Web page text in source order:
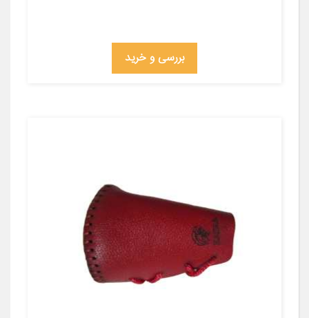
بررسی و خرید